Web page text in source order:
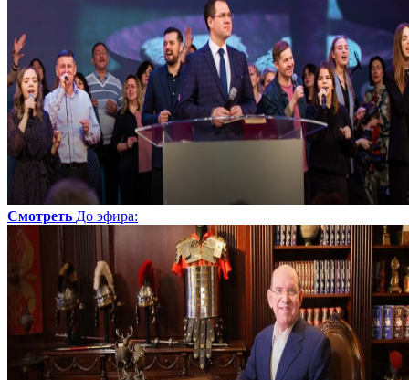
Смотреть До эфира: